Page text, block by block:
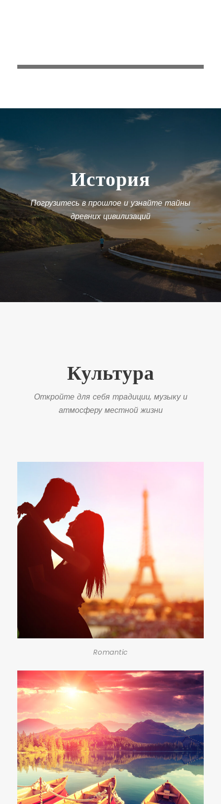
История
Погрузитесь в прошлое и узнайте тайны
древних цивилизаций
Культура
Откройте для себя традиции, музыку и
атмосферу местной жизни
Romantic